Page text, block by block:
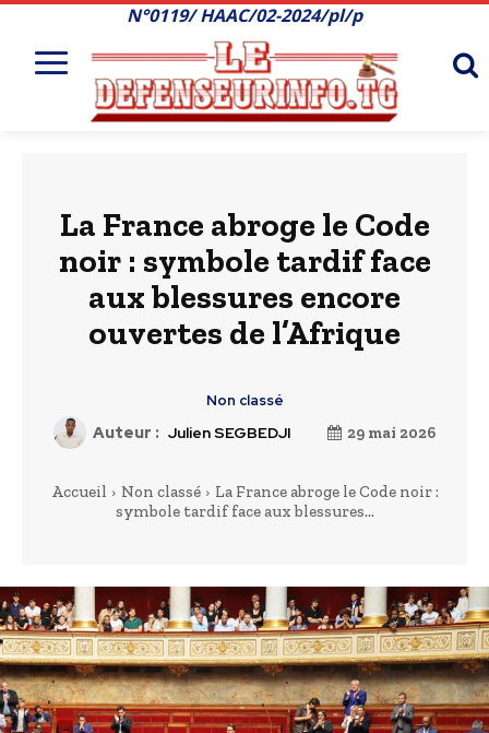
N°0119/ HAAC/02-2024/pl/p
La France abroge le Code
noir : symbole tardif face
aux blessures encore
ouvertes de l’Afrique
Non classé
Auteur : Julien SEGBEDJI 29 mai 2026
Accueil Non classé
La France abroge le Code noir :
symbole tardif face aux blessures...